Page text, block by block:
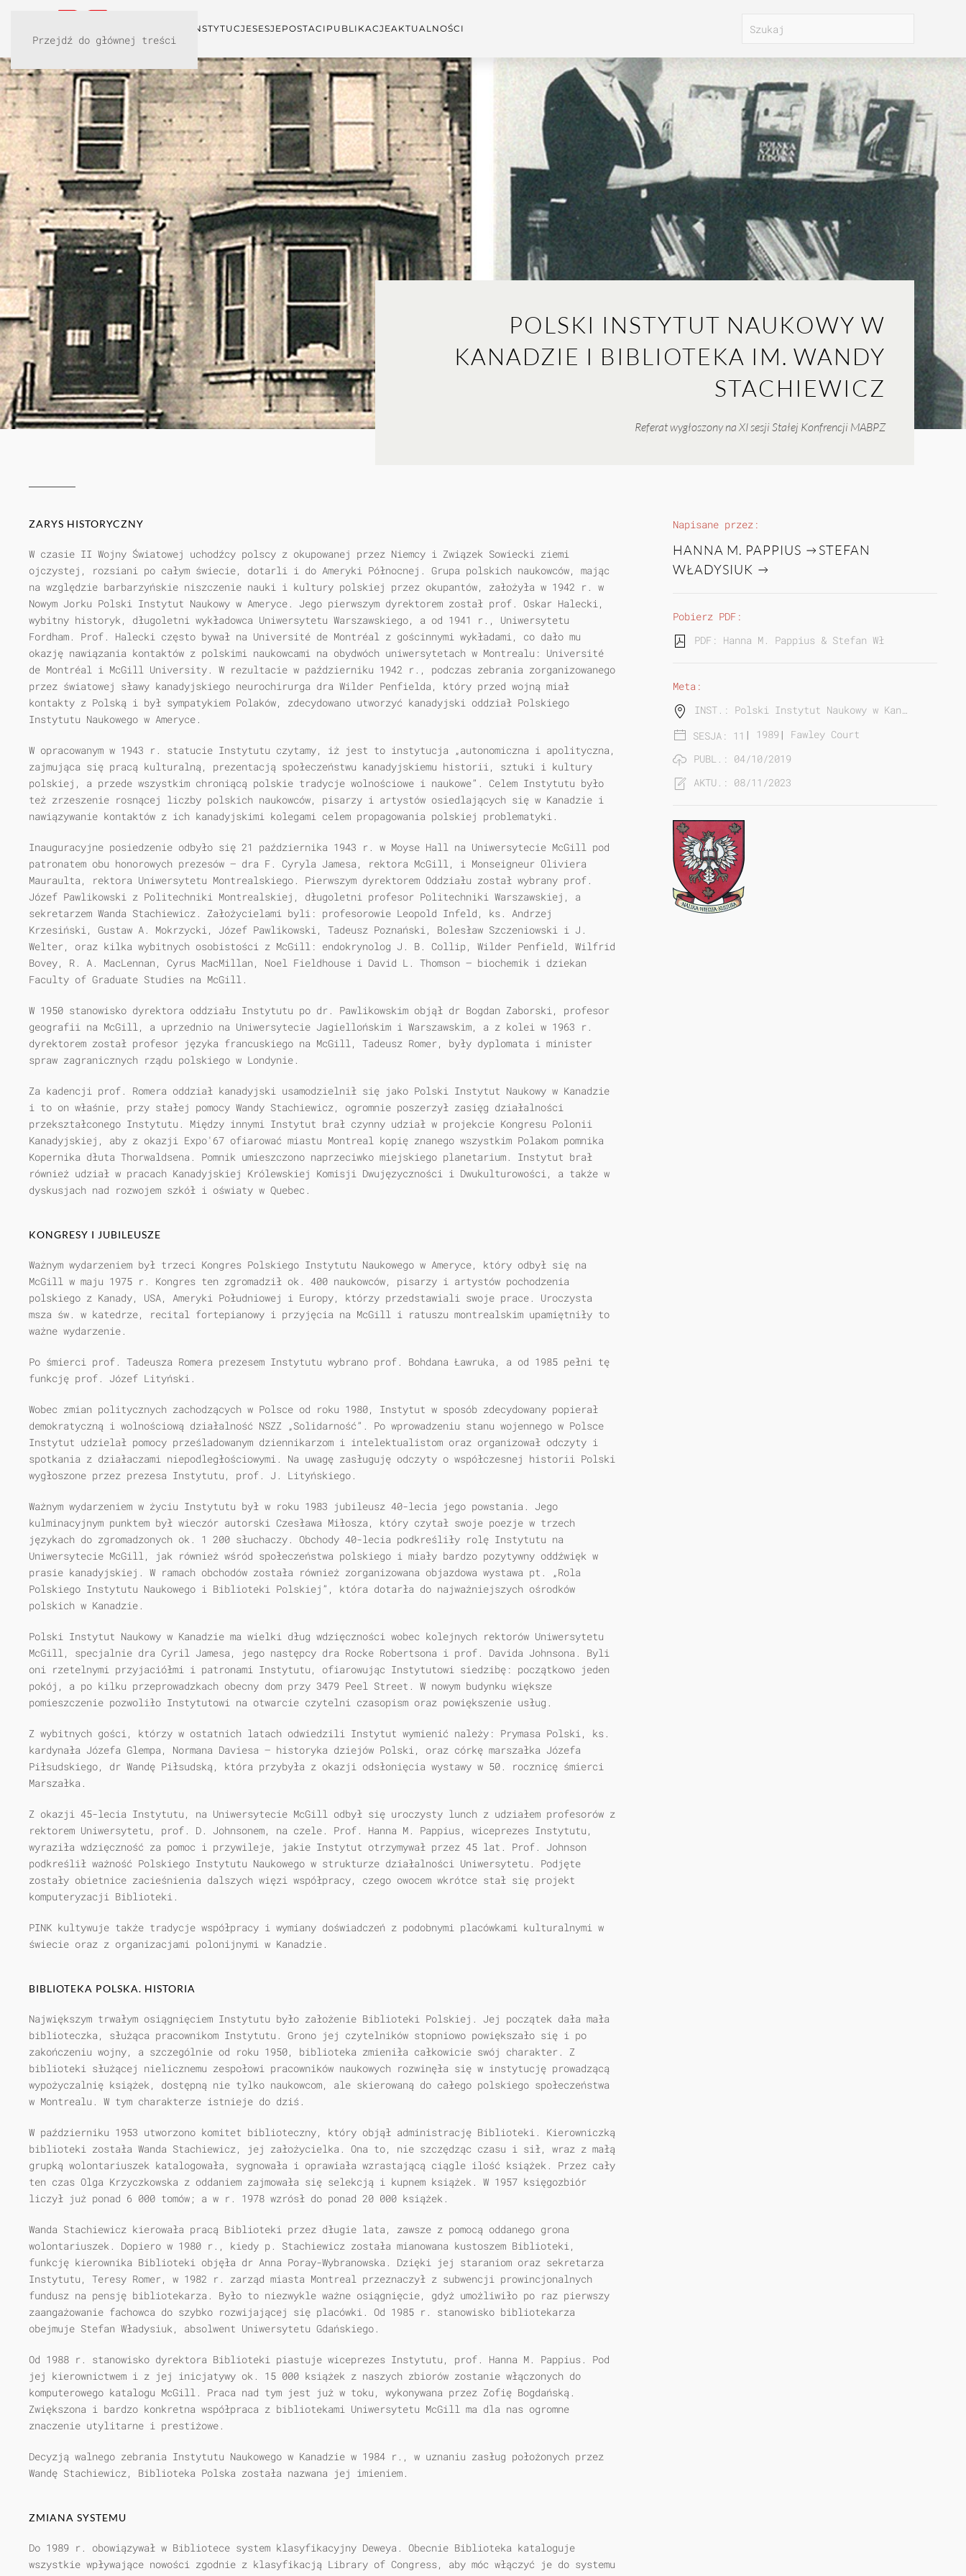
Przejdź do głównej treści
INSTYTUCJESESJEPOSTACI PUBLIKACJEAKTUALNOŚCI
POLSKI INSTYTUT NAUKOWY W
KANADZIE I BIBLIOTEKA IM. WANDY
STACHIEWICZ
Referat wygłoszony na XI sesji Stałej Konfrencji MABPZ
ZARYS HISTORYCZNY
W czasie II Wojny Światowej uchodźcy polscy z okupowanej przez Niemcy i Związek Sowiecki ziemi
ojczystej, rozsiani po całym świecie, dotarli i do Ameryki Północnej. Grupa polskich naukowców, mając
na względzie barbarzyńskie niszczenie nauki i kultury polskiej przez okupantów, założyła w 1942 r. w
Nowym Jorku Polski Instytut Naukowy w Ameryce. Jego pierwszym dyrektorem został prof. Oskar Halecki,
wybitny historyk, długoletni wykładowca Uniwersytetu Warszawskiego, a od 1941 r., Uniwersytetu
Fordham. Prof. Halecki często bywał na Université de Montréal z gościnnymi wykładami, co dało mu
okazję nawiązania kontaktów z polskimi naukowcami na obydwóch uniwersytetach w Montrealu: Université
de Montréal i McGill University. W rezultacie w październiku 1942 r., podczas zebrania zorganizowanego
przez światowej sławy kanadyjskiego neurochirurga dra Wilder Penfielda, który przed wojną miał
kontakty z Polską i był sympatykiem Polaków, zdecydowano utworzyć kanadyjski oddział Polskiego
Instytutu Naukowego w Ameryce.
W opracowanym w 1943 r. statucie Instytutu czytamy, iż jest to instytucja „autonomiczna i apolityczna,
zajmująca się pracą kulturalną, prezentacją społeczeństwu kanadyjskiemu historii, sztuki i kultury
polskiej, a przede wszystkim chroniącą polskie tradycje wolnościowe i naukowe”. Celem Instytutu było
też zrzeszenie rosnącej liczby polskich naukowców, pisarzy i artystów osiedlających się w Kanadzie i
nawiązywanie kontaktów z ich kanadyjskimi kolegami celem propagowania polskiej problematyki.
Inauguracyjne posiedzenie odbyło się 21 października 1943 r. w Moyse Hall na Uniwersytecie McGill pod
patronatem obu honorowych prezesów — dra F. Cyryla Jamesa, rektora McGill, i Monseigneur Oliviera
Mauraulta, rektora Uniwersytetu Montrealskiego. Pierwszym dyrektorem Oddziału został wybrany prof.
Józef Pawlikowski z Politechniki Montrealskiej, długoletni profesor Politechniki Warszawskiej, a
sekretarzem Wanda Stachiewicz. Założycielami byli: profesorowie Leopold Infeld, ks. Andrzej
Krzesiński, Gustaw A. Mokrzycki, Józef Pawlikowski, Tadeusz Poznański, Bolesław Szczeniowski i J.
Welter, oraz kilka wybitnych osobistości z McGill: endokrynolog J. B. Collip, Wilder Penfield, Wilfrid
Bovey, R. A. MacLennan, Cyrus MacMillan, Noel Fieldhouse i David L. Thomson — biochemik i dziekan
Faculty of Graduate Studies na McGill.
W 1950 stanowisko dyrektora oddziału Instytutu po dr. Pawlikowskim objął dr Bogdan Zaborski, profesor
geografii na McGill, a uprzednio na Uniwersytecie Jagiellońskim i Warszawskim, a z kolei w 1963 r.
dyrektorem został profesor języka francuskiego na McGill, Tadeusz Romer, były dyplomata i minister
spraw zagranicznych rządu polskiego w Londynie.
Za kadencji prof. Romera oddział kanadyjski usamodzielnił się jako Polski Instytut Naukowy w Kanadzie
i to on właśnie, przy stałej pomocy Wandy Stachiewicz, ogromnie poszerzył zasięg działalności
przekształconego Instytutu. Między innymi Instytut brał czynny udział w projekcie Kongresu Polonii
Kanadyjskiej, aby z okazji Expo'67 ofiarować miastu Montreal kopię znanego wszystkim Polakom pomnika
Kopernika dłuta Thorwaldsena. Pomnik umieszczono naprzeciwko miejskiego planetarium. Instytut brał
również udział w pracach Kanadyjskiej Królewskiej Komisji Dwujęzyczności i Dwukulturowości, a także w
dyskusjach nad rozwojem szkół i oświaty w Quebec.
KONGRESY I JUBILEUSZE
Ważnym wydarzeniem był trzeci Kongres Polskiego Instytutu Naukowego w Ameryce, który odbył się na
McGill w maju 1975 r. Kongres ten zgromadził ok. 400 naukowców, pisarzy i artystów pochodzenia
polskiego z Kanady, USA, Ameryki Południowej i Europy, którzy przedstawiali swoje prace. Uroczysta
msza św. w katedrze, recital fortepianowy i przyjęcia na McGill i ratuszu montrealskim upamiętniły to
ważne wydarzenie.
Po śmierci prof. Tadeusza Romera prezesem Instytutu wybrano prof. Bohdana Ławruka, a od 1985 pełni tę
funkcję prof. Józef Lityński.
Wobec zmian politycznych zachodzących w Polsce od roku 1980, Instytut w sposób zdecydowany popierał
demokratyczną i wolnościową działalność NSZZ „Solidarność”. Po wprowadzeniu stanu wojennego w Polsce
Instytut udzielał pomocy prześladowanym dziennikarzom i intelektualistom oraz organizował odczyty i
spotkania z działaczami niepodległościowymi. Na uwagę zasługuję odczyty o współczesnej historii Polski
wygłoszone przez prezesa Instytutu, prof. J. Lityńskiego.
Ważnym wydarzeniem w życiu Instytutu był w roku 1983 jubileusz 40-lecia jego powstania. Jego
kulminacyjnym punktem był wieczór autorski Czesława Miłosza, który czytał swoje poezje w trzech
językach do zgromadzonych ok. 1 200 słuchaczy. Obchody 40-lecia podkreśliły rolę Instytutu na
Uniwersytecie McGill, jak również wśród społeczeństwa polskiego i miały bardzo pozytywny oddźwięk w
prasie kanadyjskiej. W ramach obchodów została również zorganizowana objazdowa wystawa pt. „Rola
Polskiego Instytutu Naukowego i Biblioteki Polskiej”, która dotarła do najważniejszych ośrodków
polskich w Kanadzie.
Polski Instytut Naukowy w Kanadzie ma wielki dług wdzięczności wobec kolejnych rektorów Uniwersytetu
McGill, specjalnie dra Cyril Jamesa, jego następcy dra Rocke Robertsona i prof. Davida Johnsona. Byli
oni rzetelnymi przyjaciółmi i patronami Instytutu, ofiarowując Instytutowi siedzibę: początkowo jeden
pokój, a po kilku przeprowadzkach obecny dom przy 3479 Peel Street. W nowym budynku większe
pomieszczenie pozwoliło Instytutowi na otwarcie czytelni czasopism oraz powiększenie usług.
Z wybitnych gości, którzy w ostatnich latach odwiedzili Instytut wymienić należy: Prymasa Polski, ks.
kardynała Józefa Glempa, Normana Daviesa — historyka dziejów Polski, oraz córkę marszałka Józefa
Piłsudskiego, dr Wandę Piłsudską, która przybyła z okazji odsłonięcia wystawy w 50. rocznicę śmierci
Marszałka.
Z okazji 45-lecia Instytutu, na Uniwersytecie McGill odbył się uroczysty lunch z udziałem profesorów z
rektorem Uniwersytetu, prof. D. Johnsonem, na czele. Prof. Hanna M. Pappius, wiceprezes Instytutu,
wyraziła wdzięczność za pomoc i przywileje, jakie Instytut otrzymywał przez 45 lat. Prof. Johnson
podkreślił ważność Polskiego Instytutu Naukowego w strukturze działalności Uniwersytetu. Podjęte
zostały obietnice zacieśnienia dalszych więzi współpracy, czego owocem wkrótce stał się projekt
komputeryzacji Biblioteki.
PINK kultywuje także tradycje współpracy i wymiany doświadczeń z podobnymi placówkami kulturalnymi w
świecie oraz z organizacjami polonijnymi w Kanadzie.
BIBLIOTEKA POLSKA. HISTORIA
Największym trwałym osiągnięciem Instytutu było założenie Biblioteki Polskiej. Jej początek dała mała
biblioteczka, służąca pracownikom Instytutu. Grono jej czytelników stopniowo powiększało się i po
zakończeniu wojny, a szczególnie od roku 1950, biblioteka zmieniła całkowicie swój charakter. Z
biblioteki służącej nielicznemu zespołowi pracowników naukowych rozwinęła się w instytucję prowadzącą
wypożyczalnię książek, dostępną nie tylko naukowcom, ale skierowaną do całego polskiego społeczeństwa
w Montrealu. W tym charakterze istnieje do dziś.
W październiku 1953 utworzono komitet biblioteczny, który objął administrację Biblioteki. Kierowniczką
biblioteki została Wanda Stachiewicz, jej założycielka. Ona to, nie szczędząc czasu i sił, wraz z małą
grupką wolontariuszek katalogowała, sygnowała i oprawiała wzrastającą ciągle ilość książek. Przez cały
ten czas Olga Krzyczkowska z oddaniem zajmowała się selekcją i kupnem książek. W 1957 księgozbiór
liczył już ponad 6 000 tomów; a w r. 1978 wzrósł do ponad 20 000 książek.
Wanda Stachiewicz kierowała pracą Biblioteki przez długie lata, zawsze z pomocą oddanego grona
wolontariuszek. Dopiero w 1980 r., kiedy p. Stachiewicz została mianowana kustoszem Biblioteki,
funkcję kierownika Biblioteki objęła dr Anna Poray-Wybranowska. Dzięki jej staraniom oraz sekretarza
Instytutu, Teresy Romer, w 1982 r. zarząd miasta Montreal przeznaczył z subwencji prowincjonalnych
fundusz na pensję bibliotekarza. Było to niezwykle ważne osiągnięcie, gdyż umożliwiło po raz pierwszy
zaangażowanie fachowca do szybko rozwijającej się placówki. Od 1985 r. stanowisko bibliotekarza
obejmuje Stefan Władysiuk, absolwent Uniwersytetu Gdańskiego.
Od 1988 r. stanowisko dyrektora Biblioteki piastuje wiceprezes Instytutu, prof. Hanna M. Pappius. Pod
jej kierownictwem i z jej inicjatywy ok. 15 000 książek z naszych zbiorów zostanie włączonych do
komputerowego katalogu McGill. Praca nad tym jest już w toku, wykonywana przez Zofię Bogdańską.
Zwiększona i bardzo konkretna współpraca z bibliotekami Uniwersytetu McGill ma dla nas ogromne
znaczenie utylitarne i prestiżowe.
Decyzją walnego zebrania Instytutu Naukowego w Kanadzie w 1984 r., w uznaniu zasług położonych przez
Wandę Stachiewicz, Biblioteka Polska została nazwana jej imieniem.
ZMIANA SYSTEMU
Do 1989 r. obowiązywał w Bibliotece system klasyfikacyjny Deweya. Obecnie Biblioteka kataloguje
wszystkie wpływające nowości zgodnie z klasyfikacją Library of Congress, aby móc włączyć je do systemu
Napisane przez:
HANNA M. PAPPIUS
STEFAN
WŁADYSIUK
Pobierz PDF:
PDF: Hanna M. Pappius & Stefan Władysiuk |
Meta:
INST.: Polski Instytut Naukowy w Kan…
SESJA: 11 | 1989 | Fawley Court
PUBL.: 04/10/2019
AKTU.: 08/11/2023